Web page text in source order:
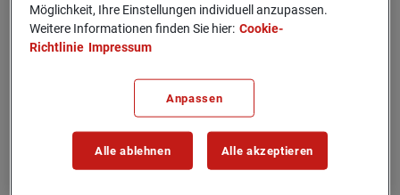
DATENSCHUTZ
IMPRESSUM
TEILNAHMEBEDINGUNGEN
Möglichkeit, Ihre Einstellungen individuell anzupassen.
Weitere Informationen finden Sie hier: Cookie-
Richtlinie Impressum
Anpassen
Alle ablehnen Alle akzeptieren